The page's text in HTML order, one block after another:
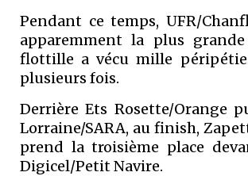
Pendant ce temps, UFR/
apparemment la plus
flottille a vécu mille
plusieurs fois.
Derrière Ets Rosette/Orange
Lorraine/SARA, au finish,
prend la troisième place
Digicel/Petit Navire.